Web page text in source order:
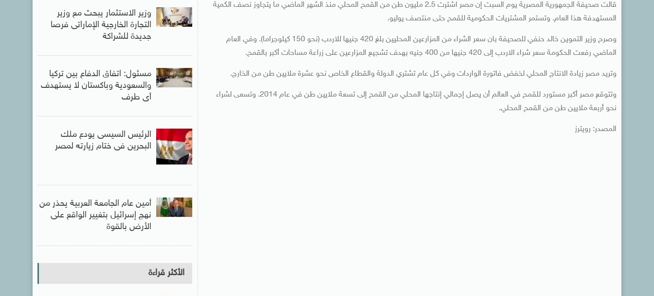
قالت صحيفة الجمهورية المصرية يوم السبت إن مصر اشترت 2.5 مليون طن من القمح المحلي منذ الشهر الماضي ما يتجاوز نصف الكمية
المستهدفة هذا العام. وتستمر المشتريات الحكومية للقمح حتى منتصف يوليو.
وصرح وزير التموين خالد حنفي للصحيفة بان سعر الشراء من المزارعين المحليين بلغ 420 جنيها للاردب (نحو 150 كيلوجراما). وفي العام
الماضي رفعت الحكومة سعر شراء الاردب إلى 420 جنيها من 400 جنيه بهدف تشجيع المزارعين على زراعة مساحات أكبر بالقمح.
وتريد مصر زيادة الانتاج المحلي لخفض فاتورة الواردات وفي كل عام تشتري الدولة والقطاع الخاص نحو عشرة ملايين طن من الخارج.
وتتوقع مصر أكبر مستورد للقمح في العالم أن يصل إجمالي إنتاجها المحلي من القمح إلى تسعة ملايين طن في عام 2014. وتسعى لشراء
نحو أربعة ملايين طن من القمح المحلي.
المصدر: رويترز
وزير الاستثمار يبحث مع وزير
التجارة الخارجية الإماراتى فرصا
جديدة للشراكة
مسئول: اتفاق الدفاع بين تركيا
والسعودية وباكستان لا يستهدف
أى طرف
الرئيس السيسى يودع ملك
البحرين فى ختام زيارته لمصر
أمين عام الجامعة العربية يحذر من
نهج إسرائيل بتغيير الواقع على
الأرض بالقوة
الأكثر قراءة